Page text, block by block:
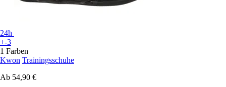
24h
+-3
1 Farben
Kwon Trainingsschuhe
Ab 54,90 €